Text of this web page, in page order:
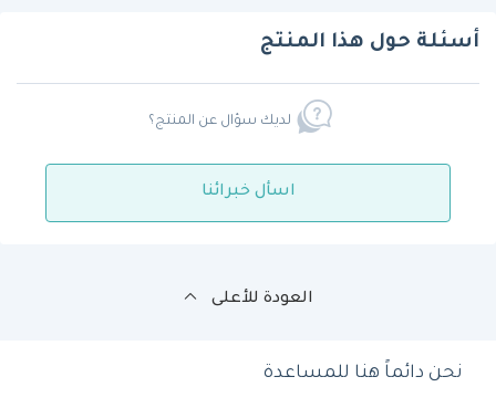
أسئلة حول هذا المنتج
لديك سؤال عن المنتج؟
اسأل خبرائنا
العودة للأعلى
نحن دائماً هنا للمساعدة